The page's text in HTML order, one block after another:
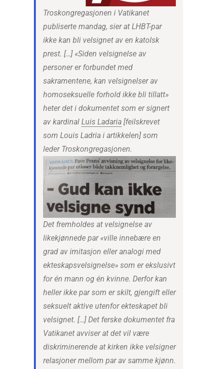
Troskongregasjonen i Vatikanet
publiserte mandag, sier at LHBT-par
ikke kan bli velsignet av en katolsk
prest. […] «Siden velsignelse av
personer er forbundet med
sakramentene, kan velsignelser av
homoseksuelle forhold ikke bli tillatt»
heter det i dokumentet som er signert
av kardinal Luis Ladaria [feilskrevet
som Louis Ladria i artikkelen] som
leder Troskongregasjonen.
Det fremholdes at velsignelse av
likekjønnede par «ville innebære en
grad av imitasjon eller analogi med
ekteskapsvelsignelse» som er ekslusivt
for én mann og én kvinne. Derfor kan
heller ikke par som er skilt, gjengift eller
seksuelt aktive utenfor ekteskapet bli
velsignet. […] Det ferske dokumentet fra
Vatikanet avviser at det vil være
diskriminerende at kirken ikke velsigner
relasjoner mellom par av samme kjønn.